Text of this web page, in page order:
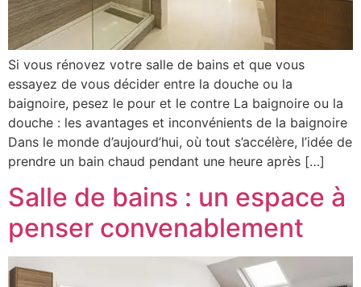
Si vous rénovez votre salle de bains et que vous
essayez de vous décider entre la douche ou la
baignoire, pesez le pour et le contre La baignoire ou la
douche : les avantages et inconvénients de la baignoire
Dans le monde d’aujourd’hui, où tout s’accélère, l’idée de
prendre un bain chaud pendant une heure après […]
Salle de bains : un espace à
penser convenablement